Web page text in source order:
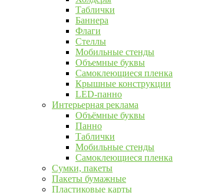
Таблички
Баннера
Флаги
Стеллы
Мобильные стенды
Объемные буквы
Самоклеющиеся пленка
Крышные конструкции
LED-панно
Интерьерная реклама
Объёмные буквы
Панно
Таблички
Мобильные стенды
Самоклеющиеся пленка
Сумки, пакеты
Пакеты бумажные
Пластиковые карты